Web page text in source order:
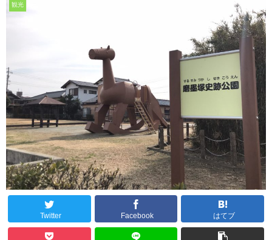
観光
Twitter Facebook はてブ